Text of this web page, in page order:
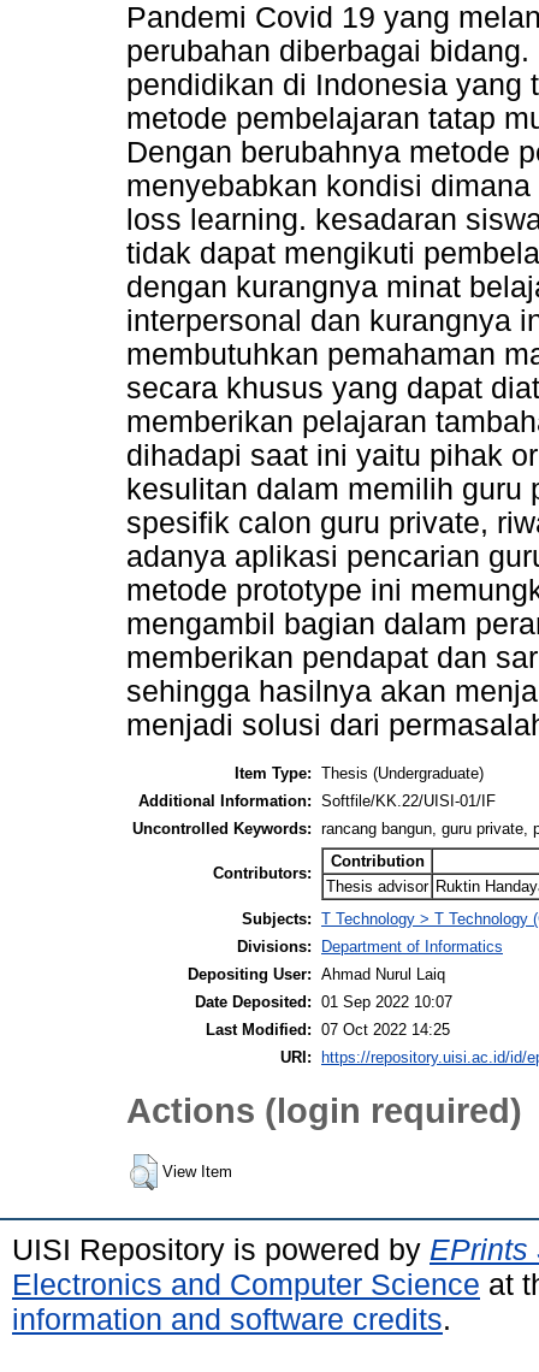
Pandemi Covid 19 yang
perubahan diberbagai
pendidikan di Indonesia yang
metode pembelajaran tatap
Dengan berubahnya metode
menyebabkan kondisi
loss learning. kesadaran
tidak dapat mengikuti
dengan kurangnya minat
interpersonal dan kurangnya
membutuhkan pemahaman
secara khusus yang dapat
memberikan pelajaran
dihadapi saat ini yaitu pihak
kesulitan dalam memilih guru
spesifik calon guru private,
adanya aplikasi pencarian
metode prototype ini
mengambil bagian dalam
memberikan pendapat dan
sehingga hasilnya akan
menjadi solusi dari
Item Type: Thesis (Undergraduate)
Additional Information: Softfile/KK.22/UISI-01/IF
Uncontrolled Keywords: rancang bangun, guru private,
Contributors:
Contribution
Thesis advisor Ruktin
Subjects: T Technology > T Technology
Divisions:
Department of Informatics
Depositing User: Ahmad Nurul Laiq
Date Deposited: 01 Sep 2022 10:07
Last Modified: 07 Oct 2022 14:25
URI:
https://repository.uisi.ac.id/id/
Actions (login required)
View Item
UISI Repository is powered by EPrints
Electronics and Computer Science at
information and software credits.